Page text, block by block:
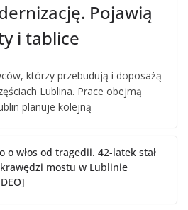
Pojawią
i tablice
którzy przebudują i doposażą
Lublina. Prace obejmą
planuje kolejną
o włos od tragedii. 42-latek stał
mostu w Lublinie